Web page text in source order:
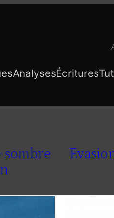
AnalysesÉcritures